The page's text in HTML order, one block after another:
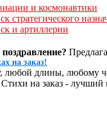
и космонавтики
стратегического
и артиллерии
на заказ!
любой длины, любому
на заказ - лучший